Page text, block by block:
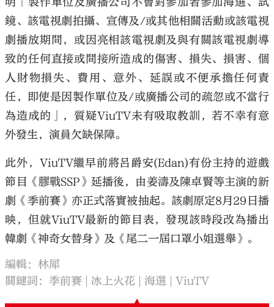
鏡、該電視劇拍攝、宣傳及/或其他相關活動或該電視
劇播放期間，或因亮相該電視劇及與有關該電視劇導
致的任何直接或間接所造成的傷害、損失、損害、個
人財物損失、費用、意外、延誤或不便承擔任何責
任，即使是因製作單位及/或廣播公司的疏忽或不當行
為造成的」，質疑ViuTV未有吸取教訓，若不幸有意
外發生，演員欠缺保障。
此外，ViuTV繼早前將呂爵安(Edan)有份主持的遊戲
節目《膠戰SSP》延播後，由姜濤及陳卓賢等主演的新
劇《季前賽》亦正式落實被抽起。該劇原定8月29日播
映，但就ViuTV最新的節目表，發現該時段改為播出
韓劇《神奇女替身》及《尾二一屆口罩小姐選舉》。
編輯：林犀
關鍵詞：季前賽 冰上火花 海選 ViuTV